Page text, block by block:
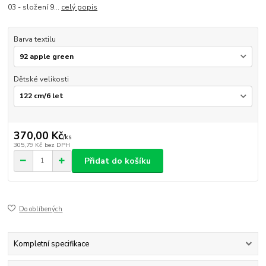
03 - složení 9... celý popis
Barva textilu
Dětské velikosti
370,00 Kč/ks
305,79 Kč bez DPH
Přidat do košíku
Do oblíbených
Kompletní specifikace